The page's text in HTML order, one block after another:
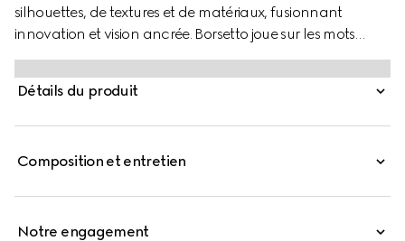
silhouettes, de textures et de matériaux, fusionnant
innovation et vision ancrée. Borsetto joue sur les mots
borsa et morsetto, fusionnant le mot pour sac avec le
Gucci Horsebit. Une bande Web tonale apporte une
expression subtile d'un code de la Maison tiré des archives
Détails du produit
Composition et entretien
Notre engagement